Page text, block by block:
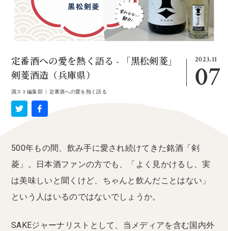
2023.11
07
定番酒への愛を熱く語る - 「黒松剣菱」
剣菱酒造（兵庫県）
酒スト編集部| 定番酒への愛を熱く語る
500年もの間、飲み手に愛され続けてきた銘酒「剣
菱」。日本酒ファンの方でも、「よく見かけるし、実
は美味しいと聞くけど、ちゃんと飲んだことはない」
という人はいるのではないでしょうか。
SAKEジャーナリストとして、当メディアを含む国内外